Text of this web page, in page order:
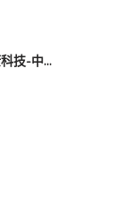
FOOTDISC富足康科技-中友百貨